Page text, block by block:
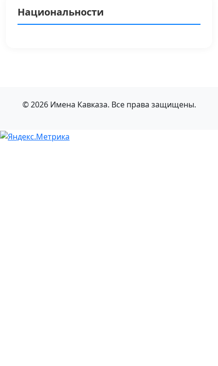
Национальности
© 2026 Имена Кавказа. Все права защищены.